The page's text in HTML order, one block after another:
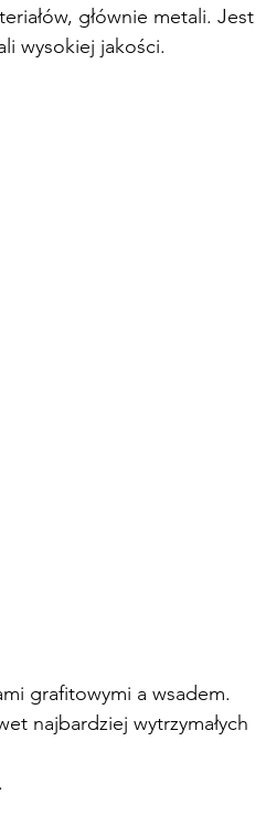
głównie metali. Jest
wysokiej jakości.
grafitowymi a wsadem.
najbardziej wytrzymałych